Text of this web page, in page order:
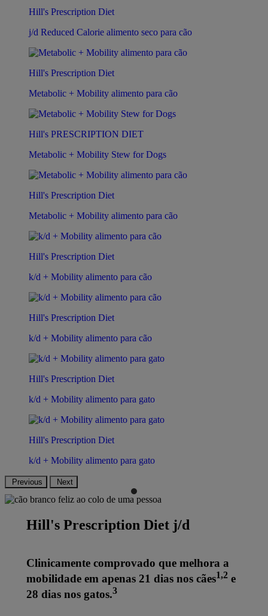
Hill's Prescription Diet
j/d Reduced Calorie alimento seco para cão
Hill's Prescription Diet
Metabolic + Mobility alimento para cão
Hill's PRESCRIPTION DIET
Metabolic + Mobility Stew for Dogs
Hill's Prescription Diet
Metabolic + Mobility alimento para cão
Hill's Prescription Diet
k/d + Mobility alimento para cão
Hill's Prescription Diet
k/d + Mobility alimento para cão
Hill's Prescription Diet
k/d + Mobility alimento para gato
Hill's Prescription Diet
k/d + Mobility alimento para gato
Previous Next
Hill's Prescription Diet j/d
Clinicamente comprovado que melhora a
mobilidade em apenas 21 dias nos cães1,2 e
28 dias nos gatos.3